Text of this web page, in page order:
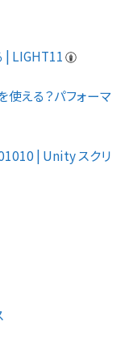
| LIGHT11
える？パフォーマ
| Unity スクリ